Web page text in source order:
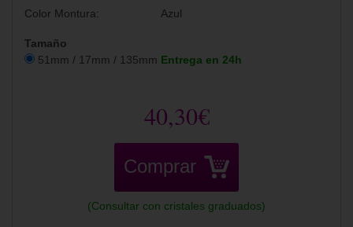
Color Montura: Azul
Tamaño
51mm / 17mm / 135mm Entrega en 24h
40,30€
Comprar
(Consultar con cristales graduados)